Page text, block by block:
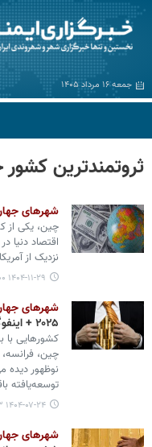
جمعه ۱۶ مرداد ۱۴۰۵
ثروتمندترین
شهرهای
نزدیک از
۱۴۰۴-۱۱-۲۹ ۱۴:۰۰
شهرهای
۲۰۲۵ + اینفوگرافی
چین،
نوظهور دیده
توسعه‌یافته
۱۴۰۴-۰۷-۲۴ ۱۶:۱۳
شهرهای